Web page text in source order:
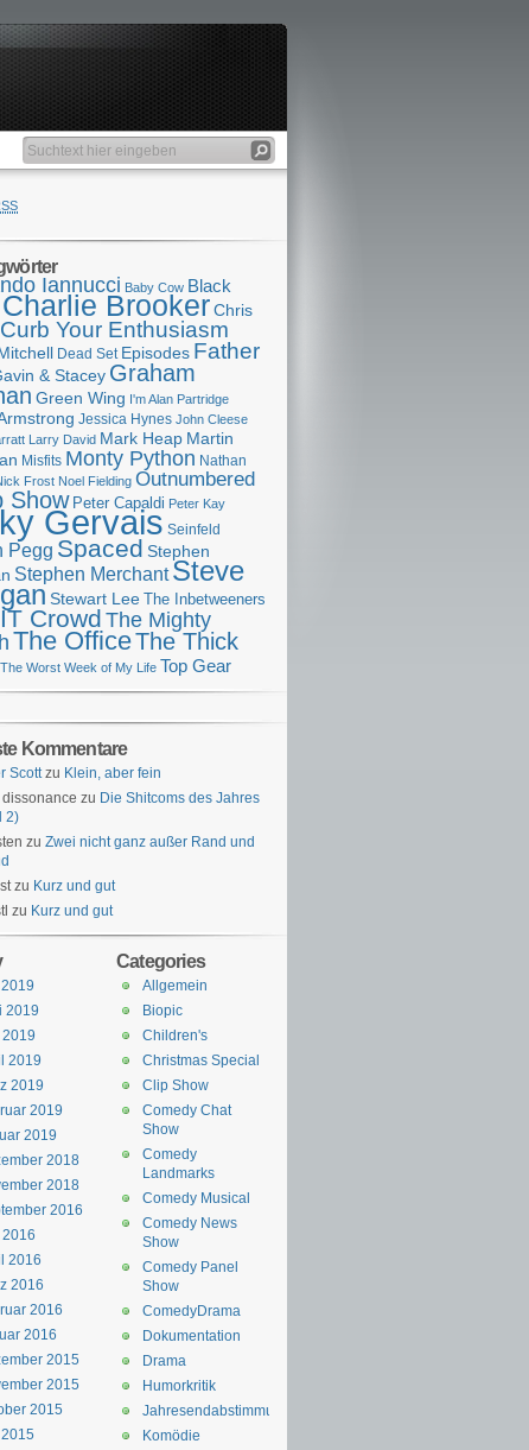
Iannucci Baby Cow Black
Charlie BrookerChris
Curb Your Enthusiasm
Dead Set Episodes Father
& Stacey Graham
Green Wing I'm Alan Partridge
Jessica Hynes John Cleese
Larry David Mark Heap Martin
Misfits Monty Python Nathan
Frost Noel Fielding Outnumbered
Show Peter Capaldi Peter Kay
Gervais Seinfeld
Pegg Spaced Stephen
Stephen Merchant Steve
Stewart Lee The Inbetweeners
Crowd The Mighty
The OfficeThe Thick
The Worst Week of My Life Top Gear
Kommentare
Scottzu Klein, aber fein
dissonance zu Die Shitcoms des Jahres
2)
zu Zwei nicht ganz außer Rand und
zu Kurz und gut
zu Kurz und gut
Categories
Allgemein
Biopic
Children's
Christmas Special
Clip Show
Comedy Chat
Show
Comedy
Landmarks
Comedy Musical
Comedy News
Show
Comedy Panel
Show
ComedyDrama
Dokumentation
Drama
Humorkritik
Jahresendabstimmung
Komödie
2019
2019
2019
2019
2019
2019
2018
2018
2016
2016
2016
2016
2016
2016
2015
2015
2015